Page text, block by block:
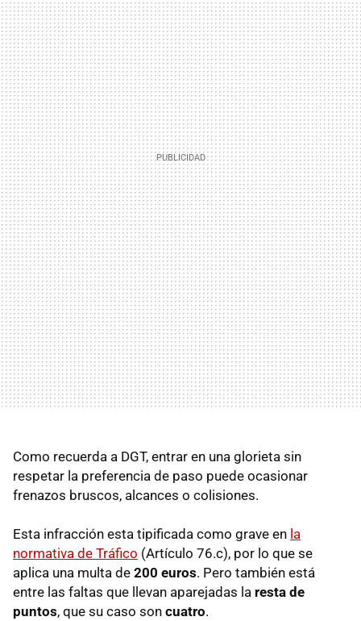
Como recuerda a DGT, entrar en una glorieta sin
respetar la preferencia de paso puede ocasionar
frenazos bruscos, alcances o colisiones.
Esta infracción esta tipificada como grave en la
normativa de Tráfico (Artículo 76.c), por lo que se
aplica una multa de 200 euros. Pero también está
entre las faltas que llevan aparejadas la resta de
puntos, que su caso son cuatro.